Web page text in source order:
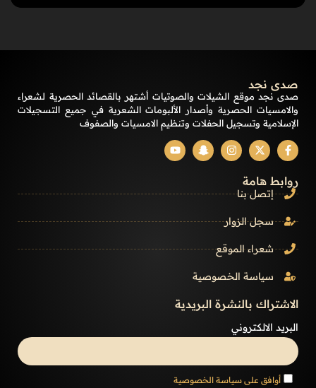
صدى نجد
صدى نجد موقع الشيلات والصوتيات أشتهر بالقصائد الحصرية لشعراء
والامسيات الحصرية وأصدار الألبومات الشعرية في جميع التسجيلات
الإسلامية وتسجيل الحفلات وتنظيم الامسيات والصفوف
روابط هامة
إتصل بنا
سجل الزوار
شعراء الموقع
سياسة الخصوصية
الاشتراك بالنشرة البريدية
البريد الالكتروني
أوافق على سياسة الخصوصية